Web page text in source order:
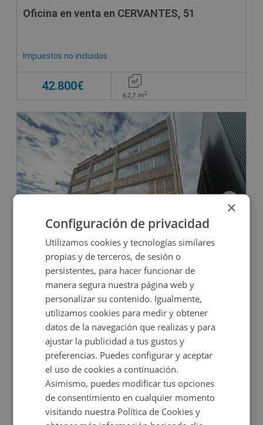
Oficina en venta en CERVANTES, 51
Impuestos no incluidos
42.800€
62,7 m2
DECO VIRTUAL
Oficina en venta en CL RUFINO GONZALEZ, 14
Impuestos no incluidos
328.000€
144m2 1Baños
×
Configuración de privacidad
Utilizamos cookies y tecnologías similares
propias y de terceros, de sesión o
persistentes, para hacer funcionar de
manera segura nuestra página web y
personalizar su contenido. Igualmente,
utilizamos cookies para medir y obtener
datos de la navegación que realizas y para
ajustar la publicidad a tus gustos y
preferencias. Puedes configurar y aceptar
el uso de cookies a continuación.
Asimismo, puedes modificar tus opciones
de consentimiento en cualquier momento
visitando nuestra Política de Cookies y